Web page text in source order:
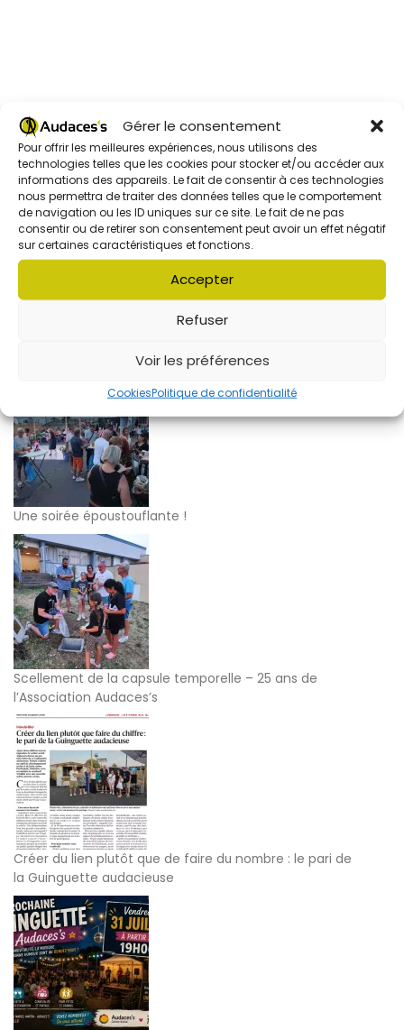
Gérer le consentement
Pour offrir les meilleures expériences, nous utilisons des
technologies telles que les cookies pour stocker et/ou accéder aux
informations des appareils. Le fait de consentir à ces technologies
nous permettra de traiter des données telles que le comportement
de navigation ou les ID uniques sur ce site. Le fait de ne pas
consentir ou de retirer son consentement peut avoir un effet négatif
sur certaines caractéristiques et fonctions.
Accepter
Refuser
Voir les préférences
CookiesPolitique de confidentialité
RECHERCHER
Une soirée époustouflante !
Scellement de la capsule temporelle – 25 ans de
l’Association Audaces’s
Créer du lien plutôt que de faire du nombre : le pari de
la Guinguette audacieuse